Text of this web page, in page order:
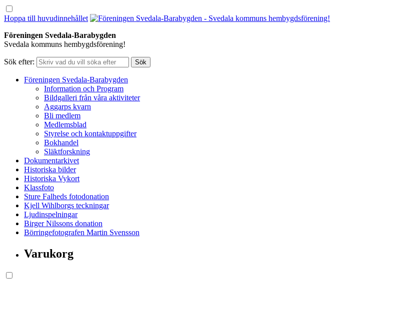
Hoppa till huvudinnehållet
Föreningen Svedala-Barabygden
Svedala kommuns hembygdsförening!
Sök efter:
Föreningen Svedala-Barabygden
Information och Program
Bildgalleri från våra aktiviteter
Aggarps kvarn
Bli medlem
Medlemsblad
Styrelse och kontaktuppgifter
Bokhandel
Släktforskning
Dokumentarkivet
Historiska bilder
Historiska Vykort
Klassfoto
Sture Falheds fotodonation
Kjell Wihlborgs teckningar
Ljudinspelningar
Birger Nilssons donation
Börringefotografen Martin Svensson
Varukorg